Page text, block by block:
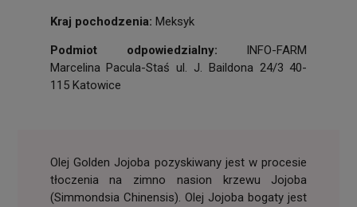
Kraj pochodzenia: Meksyk
Podmiot odpowiedzialny:
INFO-FARM
Marcelina Pacula-Staś ul. J. Baildona 24/3 40-
115 Katowice
Olej Golden Jojoba pozyskiwany jest w procesie
tłoczenia na zimno nasion krzewu Jojoba
(Simmondsia Chinensis). Olej Jojoba bogaty jest